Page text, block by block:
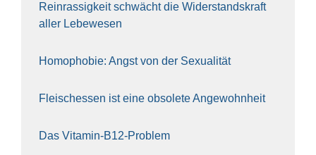
Rein­ras­sig­keit schwächt die Wider­stands­kraft
aller Lebe­we­sen
Homo­pho­bie: Angst von der Sexua­li­tät
Fleisch­essen ist eine obso­le­te An‍ge‍wohn‍heit
Das Vit­amin-B12-Pro­blem